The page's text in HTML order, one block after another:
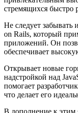
стремящихся быстро
Не следует забывать
on Rails, который
приложений. Он
обеспечивает
Открывает новые
надстройкой над
помогает
что делает его
В дополнение к этим